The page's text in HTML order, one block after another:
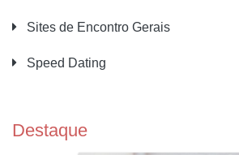
Sites de Encontro Gerais
Speed Dating
Destaque